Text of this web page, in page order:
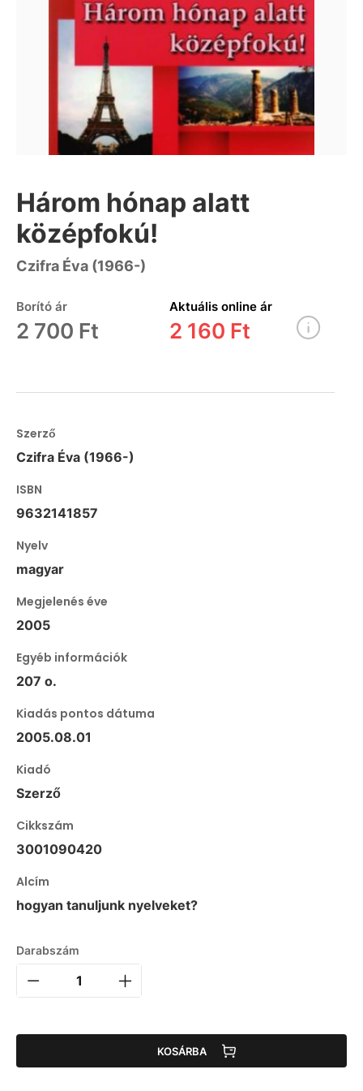
Három hónap alatt
középfokú!
Czifra Éva (1966-)
Borító ár
2 700 Ft
Aktuális online ár
2 160 Ft
Szerző
Czifra Éva (1966-)
ISBN
9632141857
Nyelv
magyar
Megjelenés éve
2005
Egyéb információk
207 o.
Kiadás pontos dátuma
2005.08.01
Kiadó
Szerző
Cikkszám
3001090420
Alcím
hogyan tanuljunk nyelveket?
Darabszám
KOSÁRBA